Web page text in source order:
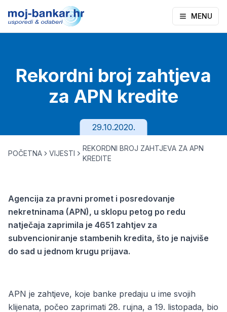
MENU
Rekordni broj zahtjeva
za APN kredite
29.10.2020.
POČETNA VIJESTI
REKORDNI BROJ ZAHTJEVA ZA APN
KREDITE
Agencija za pravni promet i posredovanje
nekretninama (APN), u sklopu petog po redu
natječaja zaprimila je 4651 zahtjev za
subvencioniranje stambenih kredita, što je najviše
do sad u jednom krugu prijava.
APN je zahtjeve, koje banke predaju u ime svojih
klijenata, počeo zaprimati 28. rujna, a 19. listopada, bio